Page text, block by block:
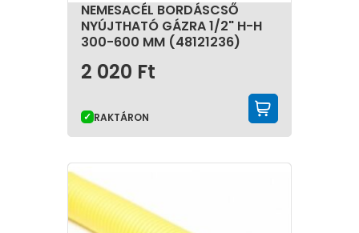
NEMESACÉL BORDÁSCSŐ
NYÚJTHATÓ GÁZRA 1/2" H-H
300-600 MM (48121236)
2 020 Ft
RAKTÁRON